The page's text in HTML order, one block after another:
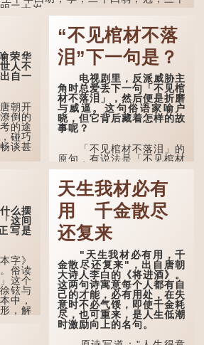
三十岁...
荣华
人不
自一
朝开
倒的
的途
碰巧
谈甚
感慨
一直
困，
道士
卢姓
他希
。
“不见棺材不落
泪”下一句是？
电视剧里，反派威胁主
角时总爱丢下一句「不见棺
材不落泪」，然后便是折磨
与威逼。这句俗语家喻户
晓，但它背后藏着怎样的故
事呢？
「不见棺材不落泪」的
原句，有说法是「不见棺材
不下泪」或「不见亲棺不下
泪」，出自明朝兰陵笑笑生
所著的《金瓶梅词话》第九
十八回。原意是指人未亲眼
见到亲人棺木，便不会真正
感到悲伤；后来引申为比喻
人执迷不悟，不到彻底失
败，便不肯罢休。
许多人对这上半句耳熟
能详，但它其实还有下半句
——「不到黄河心不死」...
么摆
这间
写是
字》
俗读
这个
铉与
中，
，解
质高
天生我材必有
用 千金散尽
还复来
"天生我材必有用，千
金散尽还复来"，出自唐朝
大诗人李白的《将进酒》。
这两句诗寓意每个人都有自
己的才能，必有用处，在失
意时不必气馁，即使千金耗
尽，也可重来，是人生低潮
时激励向上的名句。